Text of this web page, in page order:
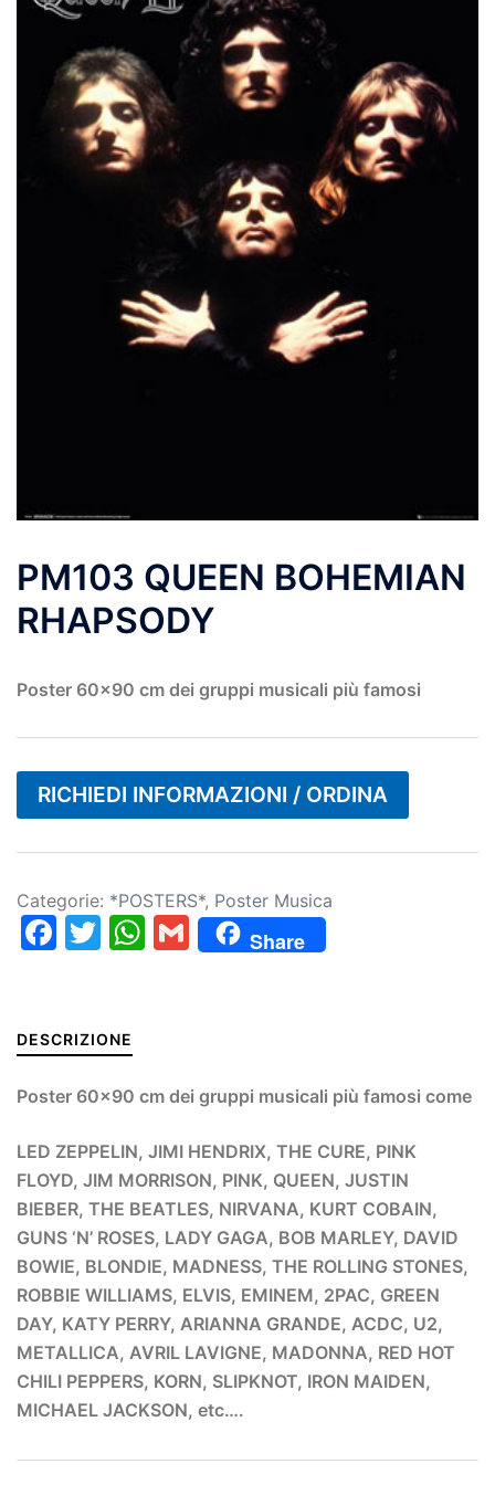
PM103 QUEEN BOHEMIAN
RHAPSODY
Poster 60×90 cm dei gruppi musicali più famosi
RICHIEDI INFORMAZIONI / ORDINA
Categorie: *POSTERS*, Poster Musica
Facebook
Twitter
WhatsApp
Gmail
Share
DESCRIZIONE
Poster 60×90 cm dei gruppi musicali più famosi come
LED ZEPPELIN, JIMI HENDRIX, THE CURE, PINK
FLOYD, JIM MORRISON, PINK, QUEEN, JUSTIN
BIEBER, THE BEATLES, NIRVANA, KURT COBAIN,
GUNS ‘N’ ROSES, LADY GAGA, BOB MARLEY, DAVID
BOWIE, BLONDIE, MADNESS, THE ROLLING STONES,
ROBBIE WILLIAMS, ELVIS, EMINEM, 2PAC, GREEN
DAY, KATY PERRY, ARIANNA GRANDE, ACDC, U2,
METALLICA, AVRIL LAVIGNE, MADONNA, RED HOT
CHILI PEPPERS, KORN, SLIPKNOT, IRON MAIDEN,
MICHAEL JACKSON, etc….